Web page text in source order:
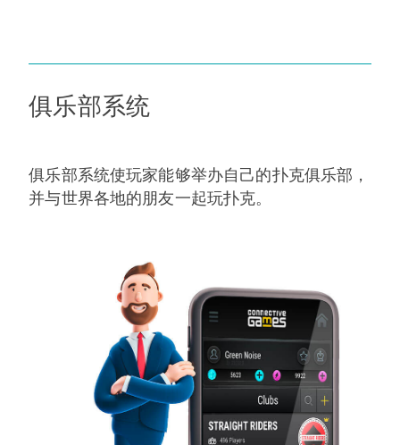
俱乐部系统
俱乐部系统使玩家能够举办自己的扑克俱乐部，
并与世界各地的朋友一起玩扑克。